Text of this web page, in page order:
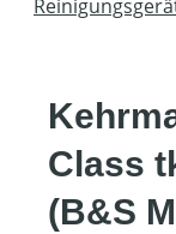
Class
(B&S